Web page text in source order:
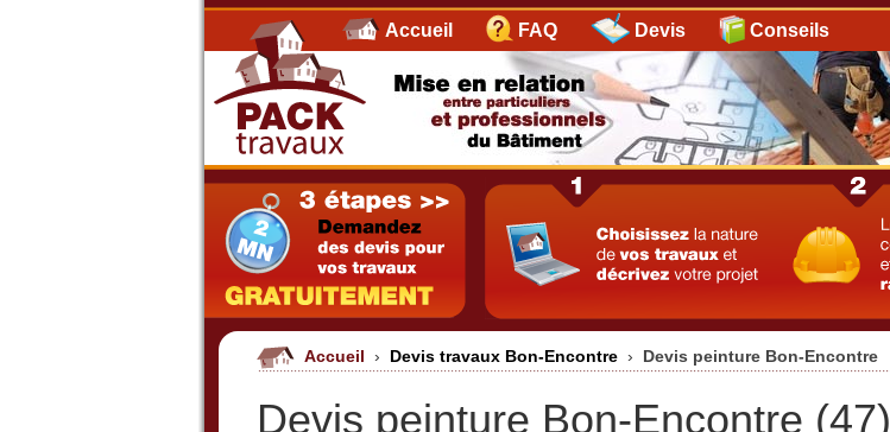
Accueil FAQ Devis Conseils
Accueil › Devis travaux Bon-Encontre › Devis peinture Bon-Encontre
Devis peinture Bon-Encontre (47)